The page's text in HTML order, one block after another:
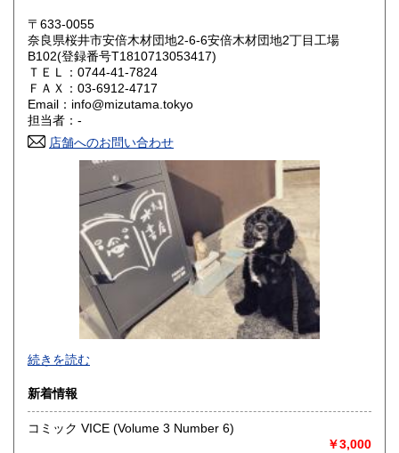
岡山県 600円 広島県 600円
山口県 600円
香川県 600円
高知県 600円
600円
600円 大分県
600円 鹿児島県
600円
〒633-0055
奈良県桜井市安倍木材団地2-6-6安倍木材団地2丁目工場
B102(登録番号T1810713053417)
ＴＥＬ：0744-41-7824
ＦＡＸ：03-6912-4717
Email：info@mizutama.tokyo
担当者：-
店舗へのお問い合わせ
続きを読む
新着情報
コミック VICE (Volume 3 Number 6)
￥3,000